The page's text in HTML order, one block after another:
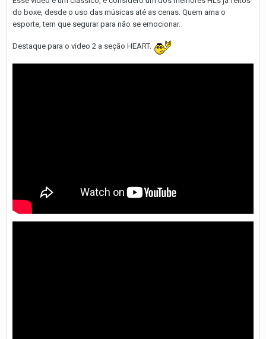
do boxe, desde o uso das músicas até as cenas. Quem ama o
esporte, tem que segurar para não se emocionar.
Destaque para o video 2 a seção HEART.